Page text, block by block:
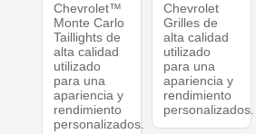
Chevrolet™
Monte Carlo
Taillights de
alta calidad
utilizado
para una
apariencia y
rendimiento
personalizados.
Chevrolet
Grilles de
alta calidad
utilizado
para una
apariencia y
rendimiento
personalizados.